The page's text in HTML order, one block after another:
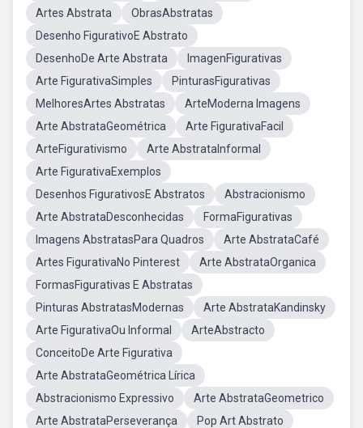
Artes Abstrata
ObrasAbstratas
Desenho FigurativoE Abstrato
DesenhoDe Arte Abstrata
ImagenFigurativas
Arte FigurativaSimples
PinturasFigurativas
MelhoresArtes Abstratas
ArteModerna Imagens
Arte AbstrataGeométrica
Arte FigurativaFacil
ArteFigurativismo
Arte AbstrataInformal
Arte FigurativaExemplos
Desenhos FigurativosE Abstratos
Abstracionismo
Arte AbstrataDesconhecidas
FormaFigurativas
Imagens AbstratasPara Quadros
Arte AbstrataCafé
Artes FigurativaNo Pinterest
Arte AbstrataOrganica
FormasFigurativas E Abstratas
Pinturas AbstratasModernas
Arte AbstrataKandinsky
Arte FigurativaOu Informal
ArteAbstracto
ConceitoDe Arte Figurativa
Arte AbstrataGeométrica Lírica
Abstracionismo Expressivo
Arte AbstrataGeometrico
Arte AbstrataPerseverança
Pop Art Abstrato